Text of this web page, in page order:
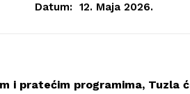
Datum: 12. Maja 2026.
i pratećim programima, Tuzla